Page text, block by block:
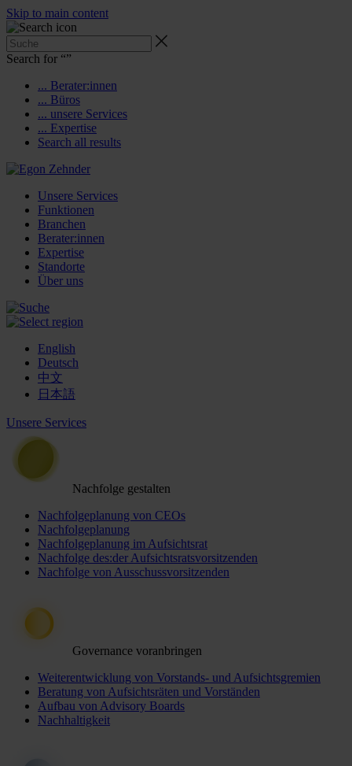
Skip to main content
Search for “”
... Berater:innen
... Büros
... unsere Services
... Expertise
Search all results
Unsere Services
Funktionen
Branchen
Berater:innen
Expertise
Standorte
Über uns
English
Deutsch
中文
日本語
Unsere Services
Nachfolge gestalten
Nachfolgeplanung von CEOs
Nachfolgeplanung
Nachfolgeplanung im Aufsichtsrat
Nachfolge des:der Aufsichtsratsvorsitzenden
Nachfolge von Ausschussvorsitzenden
Governance voranbringen
Weiterentwicklung von Vorstands- und Aufsichtsgremien
Beratung von Aufsichtsräten und Vorständen
Aufbau von Advisory Boards
Nachhaltigkeit